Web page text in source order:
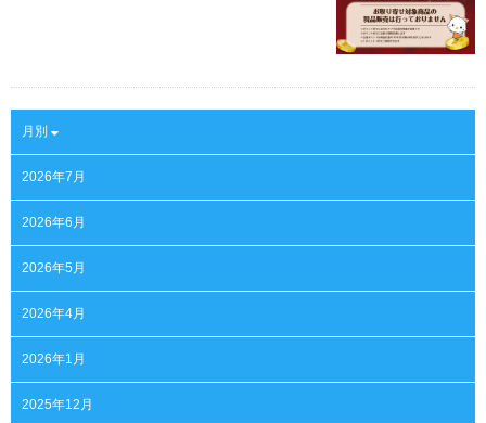
月別
2026年7月
2026年6月
2026年5月
2026年4月
2026年1月
2025年12月